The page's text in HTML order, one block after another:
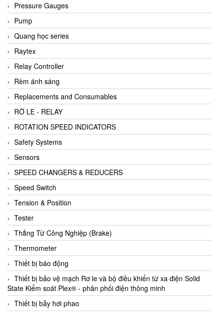
Pressure Gauges
Pump
Quang học series
Raytex
Relay Controller
Rèm ánh sáng
Replacements and Consumables
RỜ LE - RELAY
ROTATION SPEED INDICATORS
Safety Systems
Sensors
SPEED CHANGERS & REDUCERS
Speed Switch
Tension & Position
Tester
Thắng Từ Công Nghiệp (Brake)
Thermometer
Thiết bị báo động
Thiết bị bảo vệ mạch Rơ le và bộ điều khiển từ xa điện Solid
State Kiểm soát Plex® - phân phối điện thông minh
Thiết bị bẫy hơi phao